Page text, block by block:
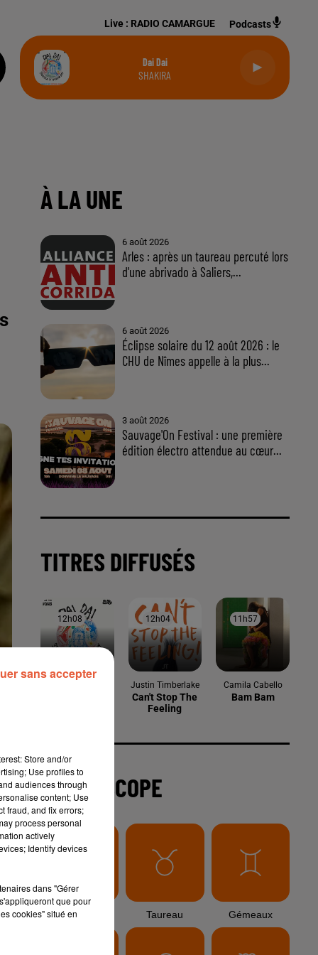
Live : RADIO CAMARGUE Podcasts
Dai Dai
SHAKIRA
À LA UNE
6 août 2026
Arles : après un taureau percuté lors
d'une abrivado à Saliers,...
CHU de Nîmes appelle à la plus...
Sauvage'On Festival : une première
édition électro attendue au cœur...
Store and/or
Use profiles to
audiences through
content; Use
fraud, and fix errors;
process personal
actively
Identify devices
dans "Gérer
que pour
cookies" situé en
sans accepter